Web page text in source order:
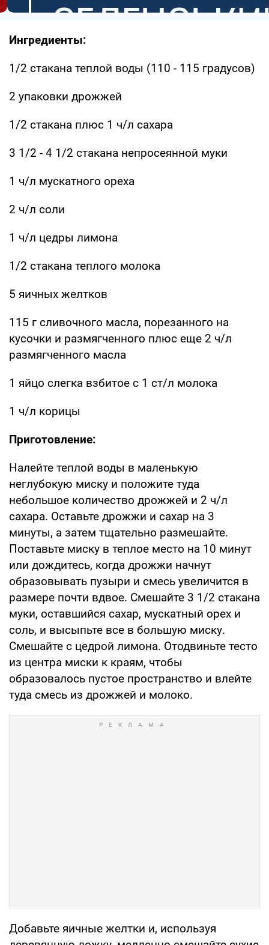
Ингредиенты:
1/2 стакана теплой воды (110 - 115 градусов)
2 упаковки дрожжей
1/2 стакана плюс 1 ч/л сахара
3 1/2 - 4 1/2 стакана непросеянной муки
1 ч/л мускатного ореха
2 ч/л соли
1 ч/л цедры лимона
1/2 стакана теплого молока
5 яичных желтков
115 г сливочного масла, порезанного на
кусочки и размягченного плюс еще 2 ч/л
размягченного масла
1 яйцо слегка взбитое с 1 ст/л молока
1 ч/л корицы
Приготовление:
Налейте теплой воды в маленькую
неглубокую миску и положите туда
небольшое количество дрожжей и 2 ч/л
сахара. Оставьте дрожжи и сахар на 3
минуты, а затем тщательно размешайте.
Поставьте миску в теплое место на 10 минут
или дождитесь, когда дрожжи начнут
образовывать пузыри и смесь увеличится в
размере почти вдвое. Смешайте 3 1/2 стакана
муки, оставшийся сахар, мускатный орех и
соль, и высыпьте все в большую миску.
Смешайте с цедрой лимона. Отодвиньте тесто
из центра миски к краям, чтобы
образовалось пустое пространство и влейте
туда смесь из дрожжей и молоко.
Добавьте яичные желтки и, используя